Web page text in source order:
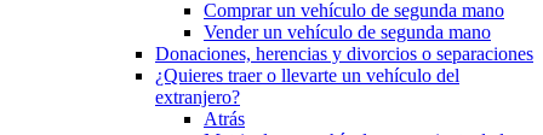
Comprar un vehículo de segunda mano
Vender un vehículo de segunda mano
Donaciones, herencias y divorcios o separaciones
¿Quieres traer o llevarte un vehículo del
extranjero?
Atrás